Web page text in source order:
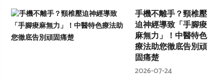
手機不離手？頸椎壓
迫神經導致「手腳痠
麻無力」！中醫特色
療法助您徹底告別頑
固痛楚
2026-07-24